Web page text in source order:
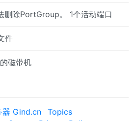
删除PortGroup。 1个活动端口
件
磁带机
器 Gind.cn
Topics